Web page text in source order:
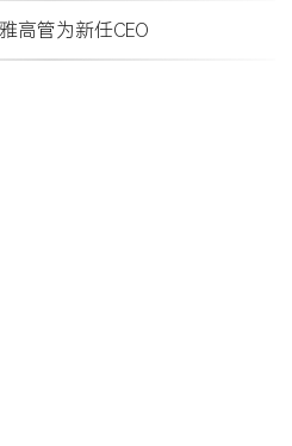
高管为新任CEO